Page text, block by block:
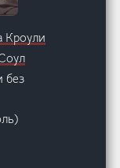
Кроули
без